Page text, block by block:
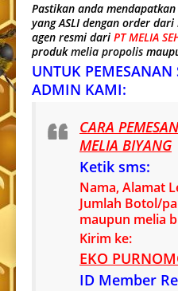
Pastikan anda
yang ASLI dengan order
agen resmi dari PT MELIA
produkmelia propolis
UNTUK
ADMIN KAMI:
CARA
MELIA BIYANG
Ketik sms:
Nama, Alamat
Jumlah Botol/
maupun melia
Kirim ke:
EKO
ID Member